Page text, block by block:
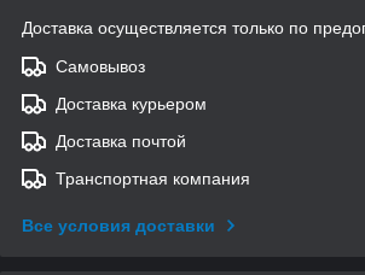
Доставка осуществляется только по
Самовывоз
Доставка курьером
Доставка почтой
Транспортная компания
Все условия доставки